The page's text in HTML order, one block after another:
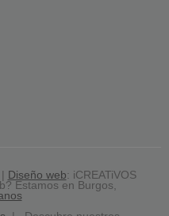
Diseño web: iCREATiVOS
Estamos en Burgos,